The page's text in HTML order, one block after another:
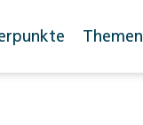
Themen